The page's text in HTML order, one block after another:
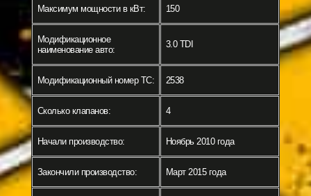
Максимум мощности в кВт: 150
Модификационное
наименование авто:
3.0 TDI
Модификационный номер ТС: 2538
Сколько клапанов: 4
Начали производство: Ноябрь 2010 года
Закончили производство: Март 2015 года